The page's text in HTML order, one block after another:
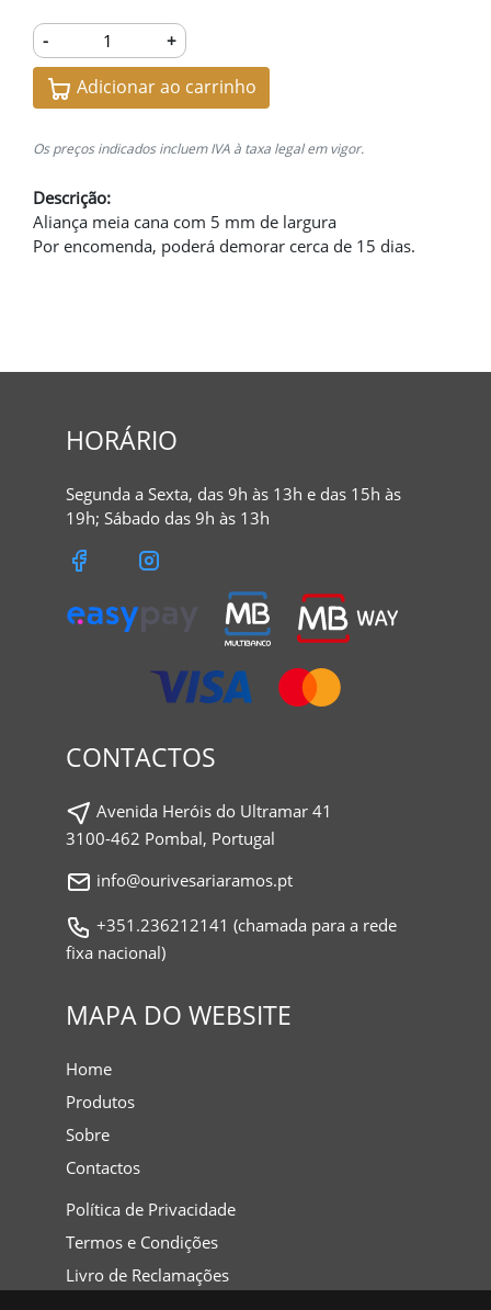
- +
Adicionar ao carrinho
Os preços indicados incluem IVA à taxa legal em vigor.
Descrição:
Aliança meia cana com 5 mm de largura
Por encomenda, poderá demorar cerca de 15 dias.
HORÁRIO
Segunda a Sexta, das 9h às 13h e das 15h às
19h; Sábado das 9h às 13h
CONTACTOS
Avenida Heróis do Ultramar 41
3100-462 Pombal, Portugal
info@ourivesariaramos.pt
+351.236212141 (chamada para a rede
fixa nacional)
MAPA DO WEBSITE
Home
Produtos
Sobre
Contactos
Política de Privacidade
Termos e Condições
Livro de Reclamações